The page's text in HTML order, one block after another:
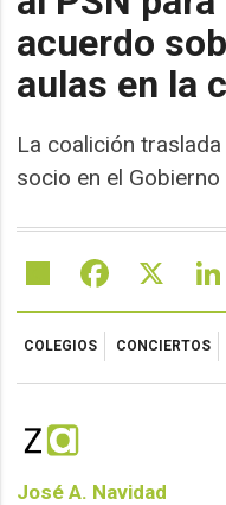
acuerdo
aulas en la
La coalición
socio en el Gobierno
Share Facebook
COLEGIOS CONCIERTOS
José A. Navidad